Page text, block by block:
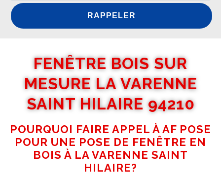
FENÊTRE BOIS SUR
MESURE LA VARENNE
SAINT HILAIRE 94210
POURQUOI FAIRE APPEL À AF POSE
POUR UNE POSE DE FENÊTRE EN
BOIS À LA VARENNE SAINT
HILAIRE?